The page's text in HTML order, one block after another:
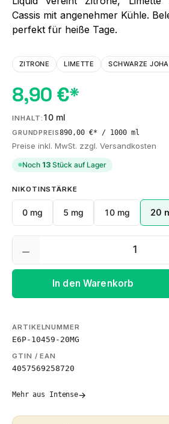
Cassis mit angenehmer Kühle.
perfekt für heiße Tage.
ZITRONE LIMETTE SCHWARZE
8,90 €*
INHALT: 10 ml
GRUNDPREIS890,00 €* / 1000 ml
Preise inkl. MwSt. zzgl. Versandkosten
Noch 13 Stück auf Lager
NIKOTINSTÄRKE
0 mg 5 mg 10 mg 20
Produkt Anzahl: Gib
In den Warenkorb
ARTIKELNUMMER
E6P-10459-20MG
GTIN / EAN
4057569258720
Mehr aus Intense→